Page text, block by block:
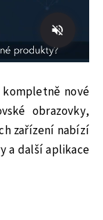
nové
obrazovky,
zařízení nabízí
a další aplikace